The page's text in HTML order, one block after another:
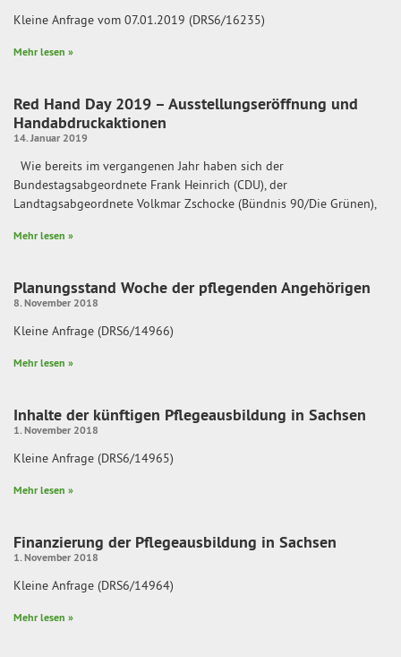
Kleine Anfrage vom 07.01.2019 (DRS6/16235)
Mehr lesen »
Red Hand Day 2019 – Ausstellungseröffnung und
Handabdruckaktionen
14. Januar 2019
Wie bereits im vergangenen Jahr haben sich der
Bundestagsabgeordnete Frank Heinrich (CDU), der
Landtagsabgeordnete Volkmar Zschocke (Bündnis 90/Die Grünen),
Mehr lesen »
Planungsstand Woche der pflegenden Angehörigen
8. November 2018
Kleine Anfrage (DRS6/14966)
Mehr lesen »
Inhalte der künftigen Pflegeausbildung in Sachsen
1. November 2018
Kleine Anfrage (DRS6/14965)
Mehr lesen »
Finanzierung der Pflegeausbildung in Sachsen
1. November 2018
Kleine Anfrage (DRS6/14964)
Mehr lesen »